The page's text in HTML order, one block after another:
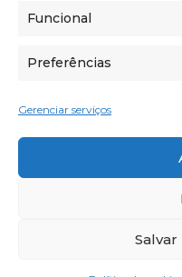
Funcional
Preferências
Gerenciar serviços
©2026 Adecorr.